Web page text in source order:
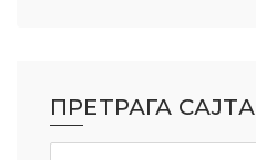
ПРЕТРАГА САЈТА